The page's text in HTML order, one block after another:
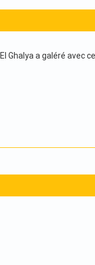
Ghalya a galéré avec